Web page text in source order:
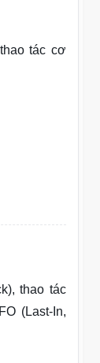
tác cơ
thao tác
(Last-In,